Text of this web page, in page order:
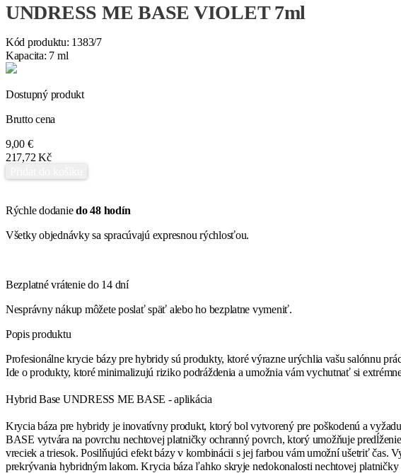
UNDRESS ME BASE VIOLET 7ml
Kód produktu: 1383/7
Kapacita: 7 ml
Dostupný produkt
Brutto cena
9,00 €
217,72 Kč
Rýchle dodaniedo 48 hodín
Všetky objednávky sa spracúvajú expresnou rýchlosťou.
Bezplatné vrátenie do 14 dní
Nesprávny nákup môžete poslať späť alebo ho bezplatne vymeniť.
Popis produktu
Profesionálne krycie bázy pre hybridy sú produkty, ktoré výrazne urýchlia vašu salónnu
Ide o produkty, ktoré minimalizujú riziko podráždenia a umožnia vám vychutnať si
Hybrid Base UNDRESS ME BASE - aplikácia
Krycia báza pre hybridy je inovatívny produkt, ktorý bol vytvorený pre poškodenú a
BASE vytvára na povrchu nechtovej platničky ochranný povrch, ktorý umožňuje
vreciek a triesok. Posilňujúci efekt bázy v kombinácii s jej farbou vám umožní ušetriť čas.
prekrývania hybridným lakom. Krycia báza ľahko skryje nedokonalosti nechtovej